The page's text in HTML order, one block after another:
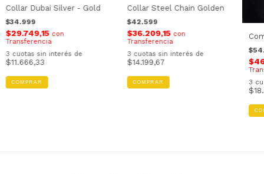
Collar Dubai Silver - Gold
$34.999
$29.749,15 con
Transferencia
3 cuotas sin interés de
$11.666,33
COMPRAR
Collar Steel Chain Golden
$42.599
$36.209,15 con
Transferencia
3 cuotas sin interés de
$14.199,67
COMPRAR
3